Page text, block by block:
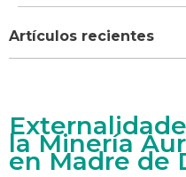
Artículos recientes
la Minería
en Madre de